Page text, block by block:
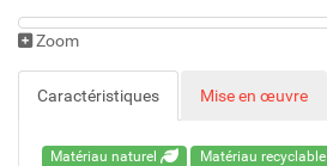
Zoom
Caractéristiques Mise en œuvre
Matériau naturel Matériau recyclable